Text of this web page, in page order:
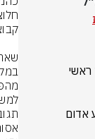
ראשי
אדום